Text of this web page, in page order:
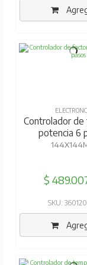
Controlador
potencia 6
$
SKU: